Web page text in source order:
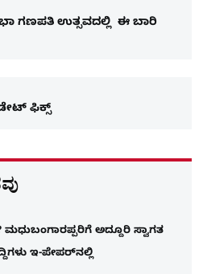
ಗಣಪತಿ ಉತ್ಸವದಲ್ಲಿ ಈ ಬಾರಿ
ಫಿಕ್ಸ್​
ಅದ್ದೂರಿ ಸ್ವಾಗತ
ಇ-ಪೇಪರ್​ನಲ್ಲಿ